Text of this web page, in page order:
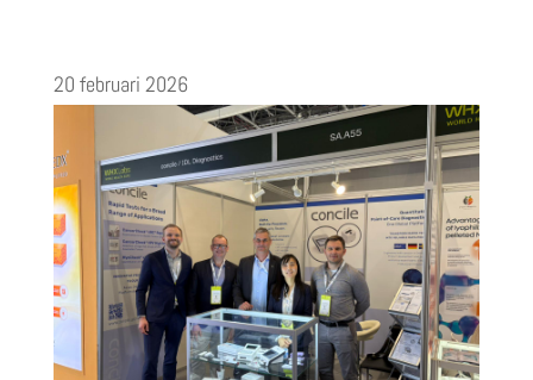
20 februari 2026